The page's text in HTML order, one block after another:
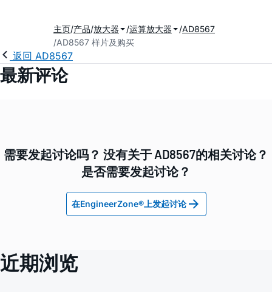
主页 产品 放大器 运算放大器
AD8567
AD8567 样片及购买
返回 AD8567
最新评论
需要发起讨论吗？ 没有关于 AD8567的相关讨论？
是否需要发起讨论？
在EngineerZone®上发起讨论
近期浏览